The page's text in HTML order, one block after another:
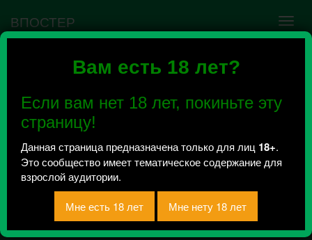
Вам есть 18 лет?
Если вам нет 18 лет, покиньте эту
страницу!
Данная страница предназначена только для лиц 18+.
Это сообщество имеет тематическое содержание для
взрослой аудитории.
ВПОСТЕР
Ошибка VK API #5
сообщества нужно авторизоваться на сервисе
повторно.
ОСТРЫЙ ФУЛЛ (18+)
Всего 0, за сегодня 0 сообщений
отправлено / Рейтинг 0